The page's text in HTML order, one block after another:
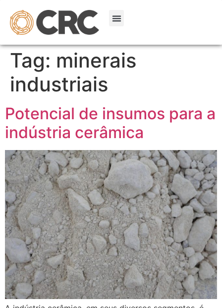
Tag: minerais
industriais
Potencial de insumos para a
indústria cerâmica